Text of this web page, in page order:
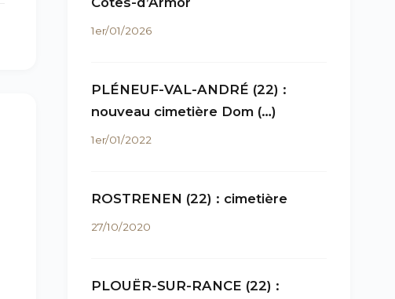
1er/01/2026
PLÉNEUF-VAL-ANDRÉ (22) :
nouveau cimetière Dom (…)
1er/01/2022
ROSTRENEN (22) : cimetière
27/10/2020
PLOUËR-SUR-RANCE (22) :